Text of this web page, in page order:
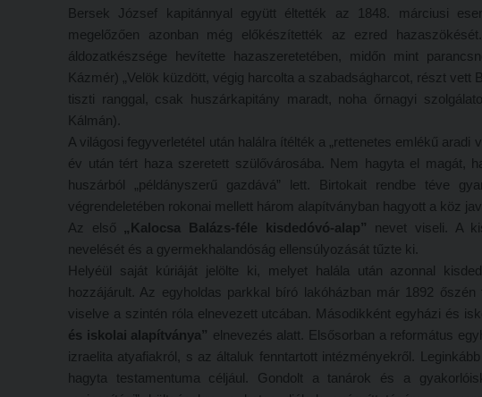
Bersek József kapitánnyal együtt éltették az 1848. márciusi
megelőzően azonban még előkészítették az ezred
áldozatkészsége hevítette hazaszeretetében, midőn mint
Kázmér) „Velök küzdött, végig harcolta a szabadságharcot, részt
tiszti ranggal, csak huszárkapitány maradt, noha őrnagyi
Kálmán).
A világosi fegyverletétel után halálra ítélték a „rettenetes emlékű
év után tért haza szeretett szülővárosába. Nem hagyta el magát,
huszárból „példányszerű gazdává” lett. Birtokait rendbe téve
végrendeletében rokonai mellett három alapítványban hagyott a köz
Az első
„Kalocsa Balázs-féle kisdedóvó-alap” nevet viseli. A
nevelését és a gyermekhalandóság ellensúlyozását tűzte ki.
Helyéül saját kúriáját jelölte ki, melyet halála után azonnal
hozzájárult. Az egyholdas parkkal bíró lakóházban már 1892
viselve a szintén róla elnevezett utcában. Másodikként egyházi és
és iskolai alapítványa” elnevezés alatt. Elsősorban a református
izraelita atyafiakról, s az általuk fenntartott intézményekről.
hagyta testamentuma céljául. Gondolt a tanárok és a